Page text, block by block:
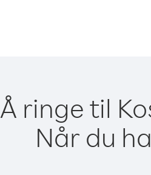
Å ringe til
Når du